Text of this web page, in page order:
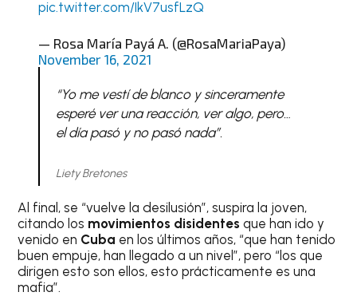
pic.twitter.com/IkV7usfLzQ
— Rosa María Payá A. (@RosaMariaPaya)
November 16, 2021
“Yo me vestí de blanco y sinceramente
esperé ver una reacción, ver algo, pero…
el día pasó y no pasó nada”.
Liety Bretones
Al final, se “vuelve la desilusión”, suspira la joven,
citando los movimientos disidentesque han ido y
venido en Cuba en los últimos años, “que han tenido
buen empuje, han llegado a un nivel”, pero “los que
dirigen esto son ellos, esto prácticamente es una
mafia”.